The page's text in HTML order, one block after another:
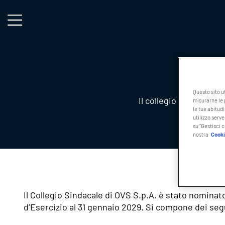
Il collegio sindacale
Il Collegio Sindacale di OVS S.p.A. è stato
d’Esercizio al 31 gennaio 2029. Si compone dei
Questo sito
misurarne
le tue
utilizzo
su "Gestisci
nostra